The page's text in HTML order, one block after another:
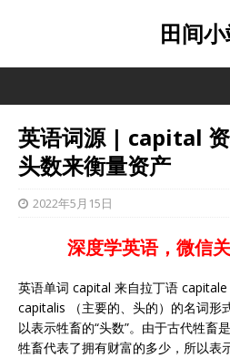
田间
英语词源 | capital
头数来衡量资产
2022年5月15日
深度学英语，微信
英语单词 capital 来自拉丁语
capitalis （主要的、头的）的名词形
以表示牲畜的“头数”。由于古代牲畜
牲畜代表了拥有财富的多少，所以表